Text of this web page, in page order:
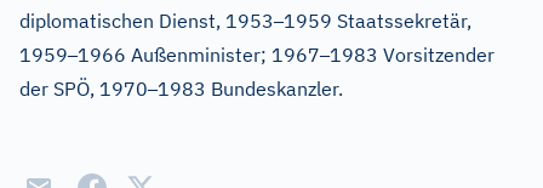
diplomatischen Dienst, 1953–1959 Staatssekretär,
1959–1966 Außenminister; 1967–1983 Vorsitzender
der SPÖ, 1970–1983 Bundeskanzler.